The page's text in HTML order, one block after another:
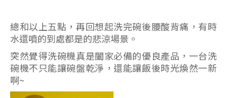
總和以上五點，再回想起洗完碗後腰酸背痛，有時
水還噴的到處都是的悲涼場景。
突然覺得洗碗機真是闔家必備的優良產品，一台洗
碗機不只能讓碗盤乾淨，還能讓飯後時光煥然一新
啊~